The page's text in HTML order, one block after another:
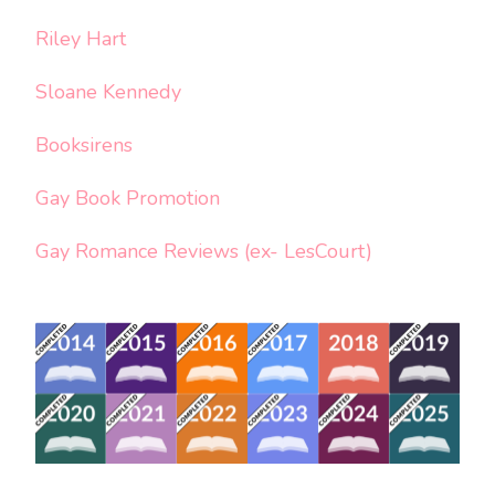
Riley Hart
Sloane Kennedy
Booksirens
Gay Book Promotion
Gay Romance Reviews (ex- LesCourt)